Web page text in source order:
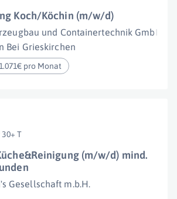
Koch/Köchin (m/w/d)
und Containertechnik GmbH
Bei Grieskirchen
pro Monat
T
(m/w/d) mind.
Gesellschaft m.b.H.